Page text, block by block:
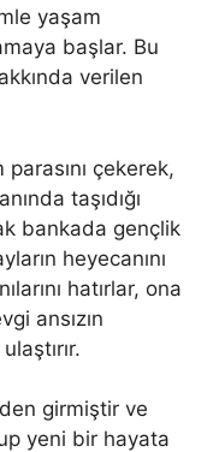
yaşam
başlar. Bu
verilen
çekerek,
taşıdığı
bankada gençlik
heyecanını
hatırlar, ona
ansızın
girmiştir ve
yeni bir hayata